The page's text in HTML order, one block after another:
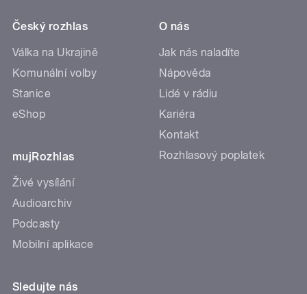
Český rozhlas
Válka na Ukrajině
Komunální volby
Stanice
eShop
mujRozhlas
Živé vysílání
Audioarchiv
Podcasty
Mobilní aplikace
O nás
Jak nás naladíte
Nápověda
Lidé v rádiu
Kariéra
Kontakt
Rozhlasový poplatek
Sledujte nás